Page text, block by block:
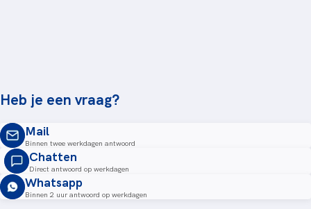
Heb je een vraag?
Mail
Binnen twee werkdagen antwoord
Chatten
Direct antwoord op werkdagen
Whatsapp
Binnen 2 uur antwoord op werkdagen